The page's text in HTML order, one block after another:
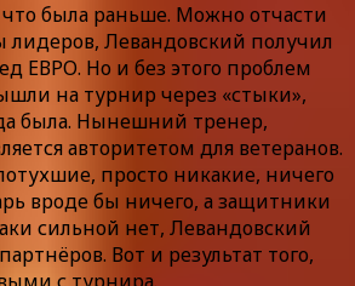
была раньше. Можно отчасти
лидеров, Левандовский получил
ЕВРО. Но и без этого проблем
на турнир через «стыки»,
была. Нынешний тренер,
авторитетом для ветеранов.
просто никакие, ничего
вроде бы ничего, а защитники
сильной нет, Левандовский
Вот и результат того,